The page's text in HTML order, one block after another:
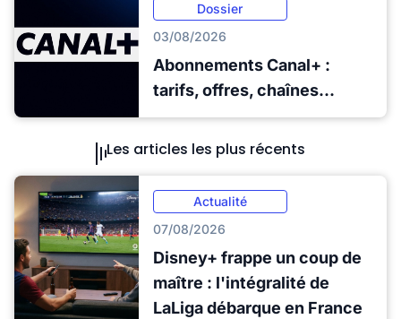
Dossier
03/08/2026
Abonnements Canal+ :
tarifs, offres, chaînes...
Les articles les plus récents
Actualité
07/08/2026
Disney+ frappe un coup de
maître : l'intégralité de
LaLiga débarque en France